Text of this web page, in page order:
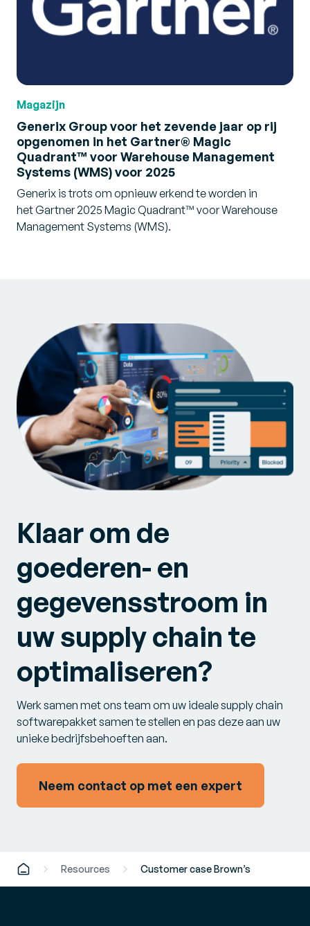
Magazijn
Generix Group voor het zevende jaar op rij
opgenomen in het Gartner® Magic
Quadrant™ voor Warehouse Management
Systems (WMS) voor 2025
Generix is trots om opnieuw erkend te worden in
het Gartner 2025 Magic Quadrant™ voor Warehouse
Management Systems (WMS).
Klaar om de
goederen- en
gegevensstroom in
uw supply chain te
optimaliseren?
Werk samen met ons team om uw ideale supply chain
softwarepakket samen te stellen en pas deze aan uw
unieke bedrijfsbehoeften aan.
Neem contact op met een expert
Resources Customer case Brown’s